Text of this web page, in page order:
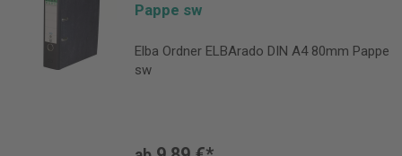
Pappe sw
Elba Ordner ELBArado DIN A4 80mm Pappe
sw